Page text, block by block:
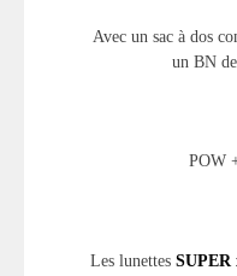
Avec un sac à dos
un BN
POW
Les lunettes SUPER